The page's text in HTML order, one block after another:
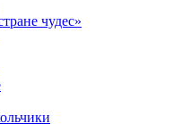
чудес»